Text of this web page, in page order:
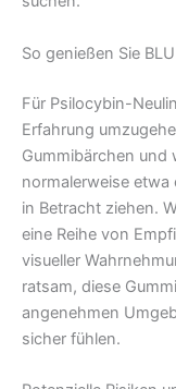
So genießen Sie
Für Psilocybin-
Erfahrung
Gummibärchen und
normalerweise etwa
in Betracht ziehen.
eine Reihe von
visueller
ratsam, diese
angenehmen
sicher fühlen.